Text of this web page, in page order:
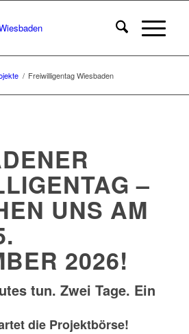
/ Freiwilligentag Wiesbaden
–
UNS AM
2026!
tun. Zwei Tage. Ein
die Projektbörse!